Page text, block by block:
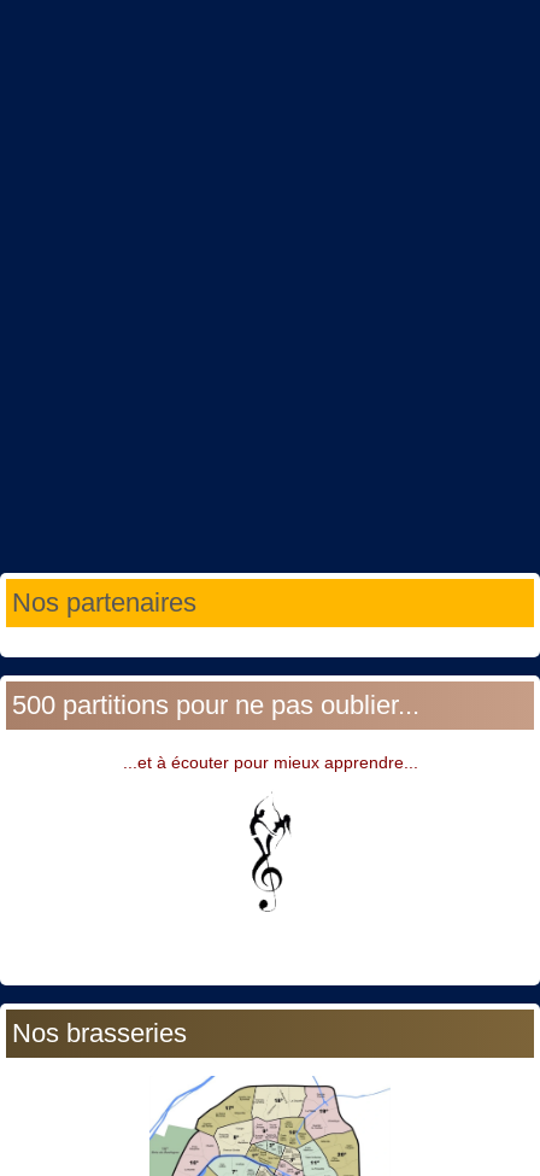
Nos partenaires
500 partitions pour ne pas oublier...
...et à écouter pour mieux apprendre...
Nos brasseries
Année
précédente
Mois
précédent
Année
suivante
Mois
suivant